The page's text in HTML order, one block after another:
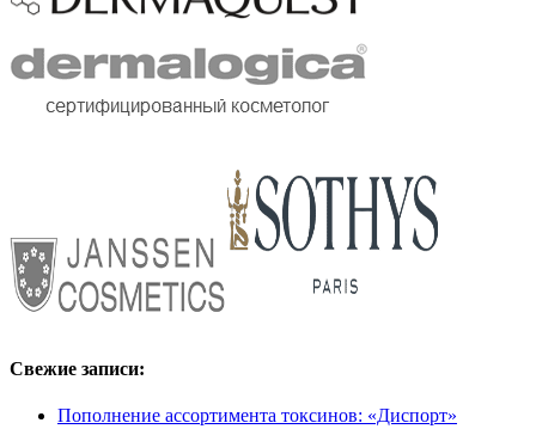
Свежие записи:
Пополнение ассортимента токсинов: «Диспорт»